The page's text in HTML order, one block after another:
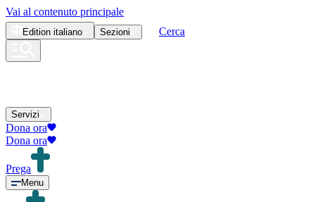
Vai al contenuto principale
Edition italiano Sezioni Cerca
Servizi
Dona ora
Dona ora
Prega
Menu